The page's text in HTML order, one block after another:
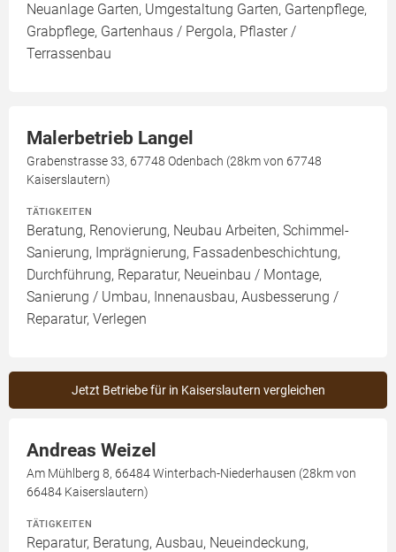
Neuanlage Garten, Umgestaltung Garten, Gartenpflege,
Grabpflege, Gartenhaus / Pergola, Pflaster /
Terrassenbau
Malerbetrieb Langel
Grabenstrasse 33, 67748 Odenbach (28km von 67748
Kaiserslautern)
TÄTIGKEITEN
Beratung, Renovierung, Neubau Arbeiten, Schimmel-
Sanierung, Imprägnierung, Fassadenbeschichtung,
Durchführung, Reparatur, Neueinbau / Montage,
Sanierung / Umbau, Innenausbau, Ausbesserung /
Reparatur, Verlegen
Jetzt Betriebe für in Kaiserslautern vergleichen
Andreas Weizel
Am Mühlberg 8, 66484 Winterbach-Niederhausen (28km von
66484 Kaiserslautern)
TÄTIGKEITEN
Reparatur, Beratung, Ausbau, Neueindeckung,